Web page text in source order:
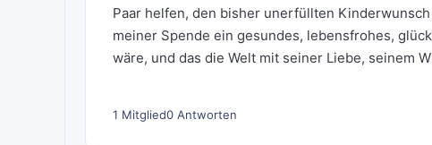
Paar helfen, den bisher unerfüllten
meiner Spende ein gesundes, lebensfrohes,
wäre, und das die Welt mit seiner Liebe, seinem
1 Mitglied0 Antworten